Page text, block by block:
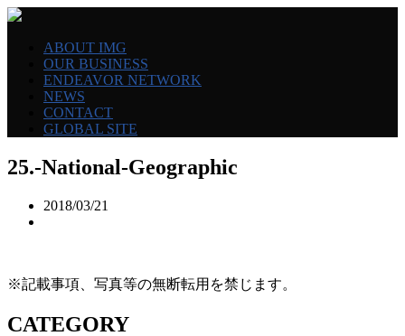
ABOUT IMG
OUR BUSINESS
ENDEAVOR NETWORK
NEWS
CONTACT
GLOBAL SITE
25.-National-Geographic
2018/03/21
※記載事項、写真等の無断転用を禁じます。
CATEGORY